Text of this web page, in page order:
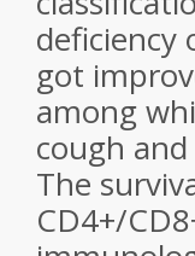
deficiency
got
among
cough
The
CD4+/